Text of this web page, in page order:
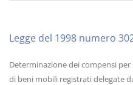
Legge del 1998 numero
Determinazione dei compensi
di beni mobili registrati delegate